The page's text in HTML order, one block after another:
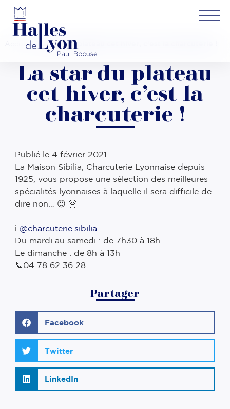
Accueil » La star du plateau cet hiver, c’est la charcuterie !
La star du plateau
cet hiver, c’est la
charcuterie !
Publié le 4 février 2021
La Maison Sibilia, Charcuterie Lyonnaise depuis
1925, vous propose une sélection des meilleures
spécialités lyonnaises à laquelle il sera difficile de
dire non… 😍 🤗 ⠀
ℹ️ @charcuterie.sibilia
Du mardi au samedi : de 7h30 à 18h ⠀
Le dimanche : de 8h à 13h ⠀
📞04 78 62 36 28
Partager
Facebook
Twitter
LinkedIn